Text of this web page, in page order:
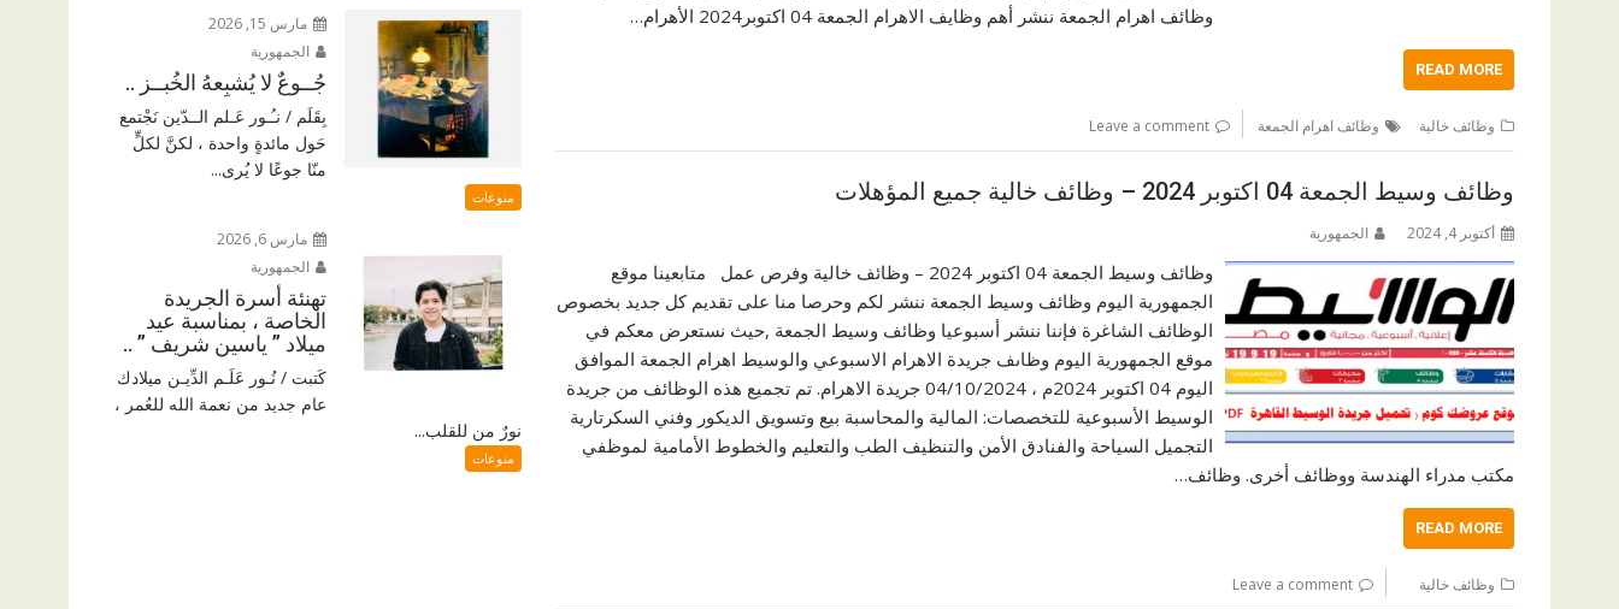
وظائف اهرام الجمعة ننشر أهم وظايف الاهرام الجمعة 04 اكتوبر2024 الأهرام…
READ MORE
وظائف خالية وظائف اهرام الجمعة Leave a comment
وظائف وسيط الجمعة 04 اكتوبر 2024 – وظائف خالية جميع المؤهلات
أكتوبر 4, 2024 الجمهورية
وظائف وسيط الجمعة 04 اكتوبر 2024 – وظائف خالية وفرص عمل متابعينا موقع
الجمهورية اليوم وظائف وسيط الجمعة ننشر لكم وحرصا منا على تقديم كل جديد بخصوص
الوظائف الشاغرة فإننا ننشر أسبوعيا وظائف وسيط الجمعة ,حيث نستعرض معكم في
موقع الجمهورية اليوم وظاىف جريدة الاهرام الاسبوعي والوسيط اهرام الجمعة الموافق
اليوم 04 اكتوبر 2024م ، 04/10/2024 جريدة الاهرام. تم تجميع هذه الوظائف من جريدة
الوسيط الأسبوعية للتخصصات: المالية والمحاسبة بيع وتسويق الديكور وفني السكرتارية
التجميل السياحة والفنادق الأمن والتنظيف الطب والتعليم والخطوط الأمامية لموظفي
مكتب مدراء الهندسة ووظائف أخرى. وظائف…
READ MORE
وظائف خالية Leave a comment
مارس 15, 2026
الجمهورية
جُــوعٌ لا يُشبِعهُ الخُبــز ..
بِقَلَم / نـُـور عَـلم الــدّين نَجْتمع
حَول مائدةٍ واحدة ، لكنَّ لكلٍّ
منّا جوعًا لا يُرى...
منوعات
مارس 6, 2026
الجمهورية
تهنئة أسرة الجريدة
الخاصة ، بمناسبة عيد
ميلاد ” ياسين شريف ” ..
كَتبت / نُـور عَلَـم الدِّيـن ميلادك
عام جديد من نعمة الله للعُمر ،
نورٌ من للقلب...
منوعات